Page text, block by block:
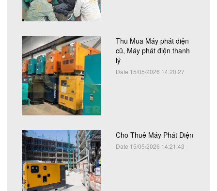
Thu Mua Máy phát điện
cũ, Máy phát điện thanh
lý
Date 15/05/2026 14:20:27
Cho Thuê Máy Phát Điện
Date 15/05/2026 14:21:43